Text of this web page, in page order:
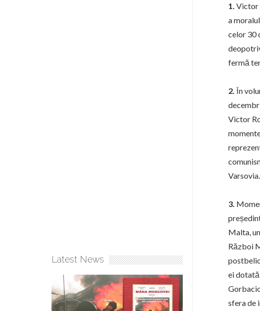
1. Victor
a
celor 30
fermă
2. În
Victor
Varsovia.
3.
Malta,
Război
ei dotată
sfera de
Latest News